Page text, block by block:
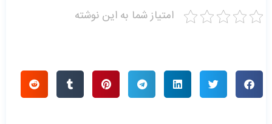
امتیاز شما به این نوشته